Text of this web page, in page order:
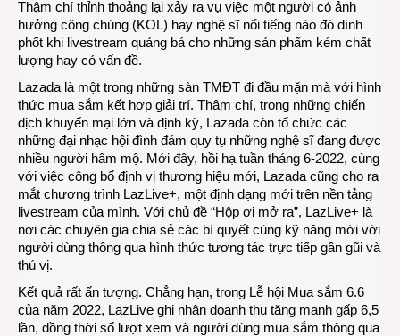
Thậm chí thỉnh thoảng lại xảy ra vụ việc một người có ảnh
hưởng công chúng (KOL) hay nghệ sĩ nổi tiếng nào đó dính
phốt khi livestream quảng bá cho những sản phẩm kém chất
lượng hay có vấn đề.
Lazada là một trong những sàn TMĐT đi đầu mặn mà với hình
thức mua sắm kết hợp giải trí. Thậm chí, trong những chiến
dịch khuyến mại lớn và định kỳ, Lazada còn tổ chức các
những đại nhạc hội đình đám quy tụ những nghệ sĩ đang được
nhiều người hâm mộ. Mới đây, hồi hạ tuần tháng 6-2022, cùng
với việc công bố định vị thương hiệu mới, Lazada cũng cho ra
mắt chương trình LazLive+, một định dạng mới trên nền tảng
livestream của mình. Với chủ đề “Hộp ơi mở ra”, LazLive+ là
nơi các chuyên gia chia sẻ các bí quyết cùng kỹ năng mới với
người dùng thông qua hình thức tương tác trực tiếp gần gũi và
thú vị.
Kết quả rất ấn tượng. Chẳng hạn, trong Lễ hội Mua sắm 6.6
của năm 2022, LazLive ghi nhận doanh thu tăng mạnh gấp 6,5
lần, đồng thời số lượt xem và người dùng mua sắm thông qua